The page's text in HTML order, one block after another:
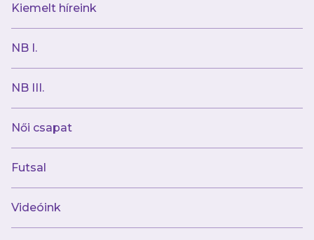
Kiemelt híreink
NB I.
NB III.
Női csapat
Futsal
Videóink